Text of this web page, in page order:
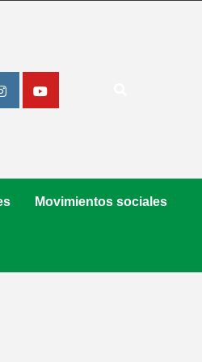
Youtube
Movimientos sociales